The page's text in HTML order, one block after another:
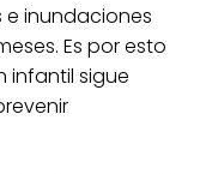
e inundaciones
Es por esto
infantil sigue